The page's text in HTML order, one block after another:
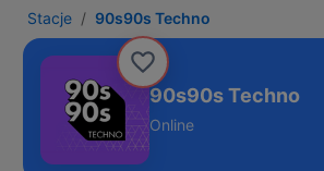
Stacje 90s90s Techno
90s90s Techno
Online